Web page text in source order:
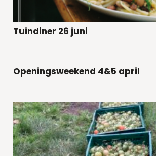
Tuindiner 26 juni
Openingsweekend 4&5 april